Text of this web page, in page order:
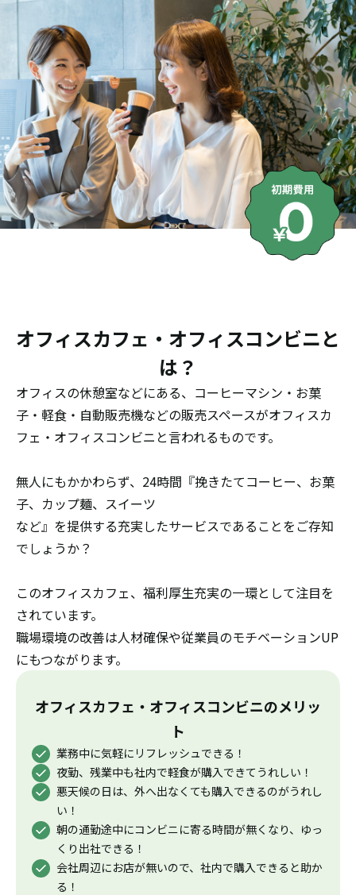
オフィスカフェ・オフィスコンビニと
は？
オフィスの休憩室などにある、コーヒーマシン・お菓
子・軽食・自動販売機などの販売スペースがオフィスカ
フェ・オフィスコンビニと言われるものです。
無人にもかかわらず、24時間『挽きたてコーヒー、お菓
子、カップ麺、スイーツ
など』を提供する充実したサービスであることをご存知
でしょうか？
このオフィスカフェ、福利厚生充実の一環として注目を
されています。
職場環境の改善は人材確保や従業員のモチベーションUP
にもつながります。
オフィスカフェ・オフィスコンビニのメリッ
ト
業務中に気軽にリフレッシュできる！
夜勤、残業中も社内で軽食が購入できてうれしい！
悪天候の日は、外へ出なくても購入できるのがうれし
い！
朝の通勤途中にコンビニに寄る時間が無くなり、ゆっ
くり出社できる！
会社周辺にお店が無いので、社内で購入できると助か
る！